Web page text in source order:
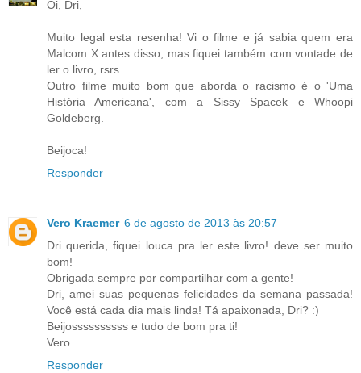
Oi, Dri,
Muito legal esta resenha! Vi o filme e já sabia quem era
Malcom X antes disso, mas fiquei também com vontade de
ler o livro, rsrs.
Outro filme muito bom que aborda o racismo é o 'Uma
História Americana', com a Sissy Spacek e Whoopi
Goldeberg.
Beijoca!
Responder
Vero Kraemer 6 de agosto de 2013 às 20:57
Dri querida, fiquei louca pra ler este livro! deve ser muito
bom!
Obrigada sempre por compartilhar com a gente!
Dri, amei suas pequenas felicidades da semana passada!
Você está cada dia mais linda! Tá apaixonada, Dri? :)
Beijossssssssss e tudo de bom pra ti!
Vero
Responder